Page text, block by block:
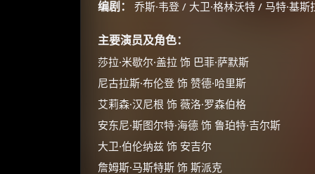
编剧： 乔斯·韦登 / 大卫·格林沃特 / 马特·基斯
主要演员及角色：
莎拉·米歇尔·盖拉 饰 巴菲·萨默斯
尼古拉斯·布伦登 饰 赞德·哈里斯
艾莉森·汉尼根 饰 薇洛·罗森伯格
安东尼·斯图尔特·海德 饰 鲁珀特·吉尔斯
大卫·伯伦纳兹 饰 安吉尔
詹姆斯·马斯特斯 饰 斯派克